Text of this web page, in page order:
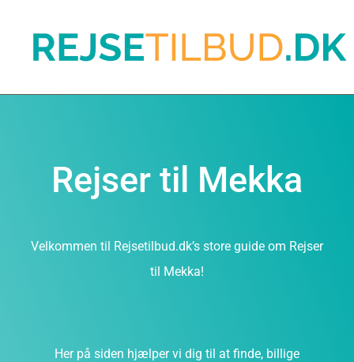
Rejser til Mekka
Velkommen til Rejsetilbud.dk’s store guide om Rejser
til Mekka!
Her på siden hjælper vi dig til at finde, billige